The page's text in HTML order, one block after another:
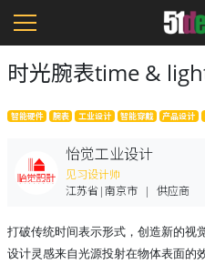
时光腕表time &
智能硬件 腕表 工业设计 智能穿戴 产品设计
怡觉工业设计
见习设计师
江苏省|南京市 | 供应商
打破传统时间表示形式，创造新的视
设计灵感来自光源投射在物体表面的